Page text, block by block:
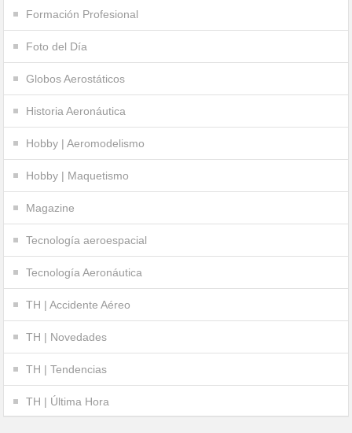
Formación Profesional
Foto del Día
Globos Aerostáticos
Historia Aeronáutica
Hobby | Aeromodelismo
Hobby | Maquetismo
Magazine
Tecnología aeroespacial
Tecnología Aeronáutica
TH | Accidente Aéreo
TH | Novedades
TH | Tendencias
TH | Última Hora